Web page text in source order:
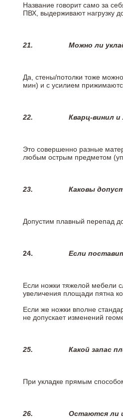
Название говорит само за
ПВХ, выдерживают нагрузку
21. Можно ли
Да, стены/потолки тоже
мин) и с усилием
22. Кварц-винил
Это совершенно разные
любым острым предметом
23. Каковы
Допустим плавный перепад
24. Если
Если ножки тяжелой мебели
увеличения площади пятна
Если же ножки вполне
не допускает изменений
25. Какой запас
При укладке прямым
26. Остаются ли